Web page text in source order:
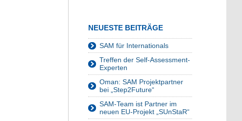
NEUESTE BEITRÄGE
SAM für Internationals
Treffen der Self-Assessment-
Experten
Oman: SAM Projektpartner
bei „Step2Future“
SAM-Team ist Partner im
neuen EU-Projekt „SUnStaR“